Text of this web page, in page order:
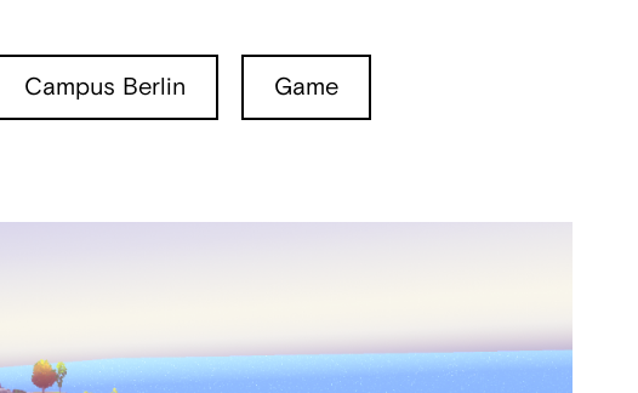
Campus Berlin Game